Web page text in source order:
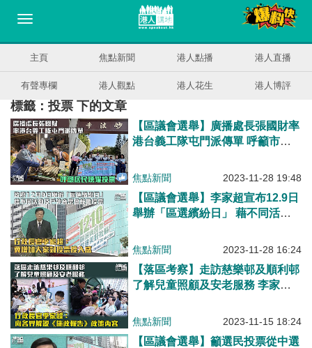
主頁 焦點新聞 港人點播 港人直播
有聲專欄 港人觀點 港人花生 港人博評
標籤：投票 下的文章
【區議會選舉】廣播處長張國財率
港台義工隊屯門派傳單 呼籲市民
焦點新聞 2023-11-28 19:48
【區議會選舉】李家超宣布12.9日
舉辦「區選繽紛日」 藉不同活動
焦點新聞 2023-11-28 16:24
【落區考察】走訪慈樂邨及順利邨
了解兒童照顧及安老服務 李家
內容
焦點新聞 2023-11-15 18:24
【區議會選舉】籲選民投票從中選